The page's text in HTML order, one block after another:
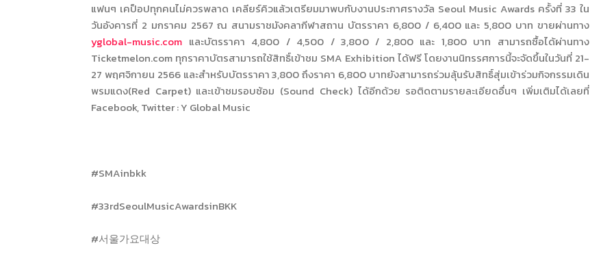
แฟนๆ เคป็อปทุกคนไม่ควรพลาด เคลียร์คิวแล้วเตรียมมาพบกับงานประกาศรางวัล Seoul Music Awards ครั้งที่ 33 ใน
วันอังคารที่ 2 มกราคม 2567 ณ สนามราชมังคลากีฬาสถาน บัตรราคา 6,800 / 6,400 และ 5,800 บาท ขายผ่านทาง
yglobal-music.com และบัตรราคา 4,800 / 4,500 / 3,800 / 2,800 และ 1,800 บาท สามารถซื้อได้ผ่านทาง
Ticketmelon.com ทุกราคาบัตรสามารถใช้สิทธิ์เข้าชม SMA Exhibition ได้ฟรี โดยงานนิทรรศการนี้จะจัดขึ้นในวันที่ 21-
27 พฤศจิกายน 2566 และสำหรับบัตรราคา 3,800 ถึงราคา 6,800 บาทยังสามารถร่วมลุ้นรับสิทธิ์สุ่มเข้าร่วมกิจกรรมเดิน
พรมแดง(Red Carpet) และเข้าชมรอบซ้อม (Sound Check) ได้อีกด้วย รอติดตามรายละเอียดอื่นๆ เพิ่มเติมได้เลยที่
Facebook, Twitter : Y Global Music
#SMAinbkk
#33rdSeoulMusicAwardsinBKK
#서울가요대상